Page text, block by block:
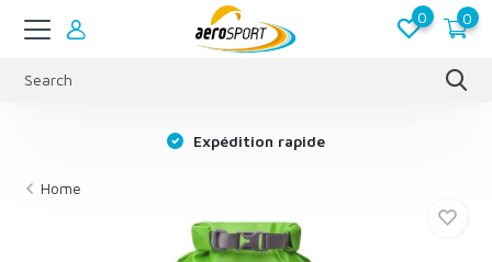
0 0
Expédition rapide
Home